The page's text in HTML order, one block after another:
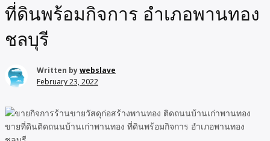
ที่ดินพร้อมกิจการ อำเภอพานทอง
ชลบุรี
Written bywebslave
February 23, 2022